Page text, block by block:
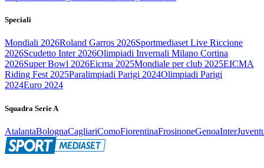
Speciali
Mondiali 2026Roland Garros 2026Sportmediaset Live Riccione
2026Scudetto Inter 2026Olimpiadi Invernali Milano Cortina
2026Super Bowl 2026Eicma 2025Mondiale per club 2025EICMA
Riding Fest 2025Paralimpiadi Parigi 2024Olimpiadi Parigi
2024Euro 2024
Squadra Serie A
AtalantaBolognaCagliariComoFiorentinaFrosinoneGenoaInter